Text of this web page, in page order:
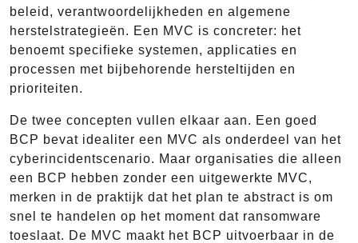
beleid, verantwoordelijkheden en algemene
herstelstrategieën. Een MVC is concreter: het
benoemt specifieke systemen, applicaties en
processen met bijbehorende hersteltijden en
prioriteiten.
De twee concepten vullen elkaar aan. Een goed
BCP bevat idealiter een MVC als onderdeel van het
cyberincidentscenario. Maar organisaties die alleen
een BCP hebben zonder een uitgewerkte MVC,
merken in de praktijk dat het plan te abstract is om
snel te handelen op het moment dat ransomware
toeslaat. De MVC maakt het BCP uitvoerbaar in de